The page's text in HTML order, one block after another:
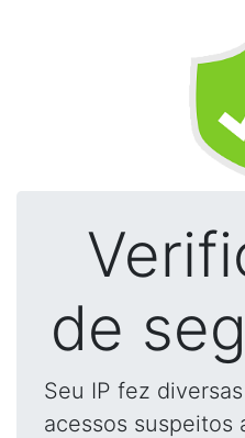
de
Seu IP fez
acessos suspeitos